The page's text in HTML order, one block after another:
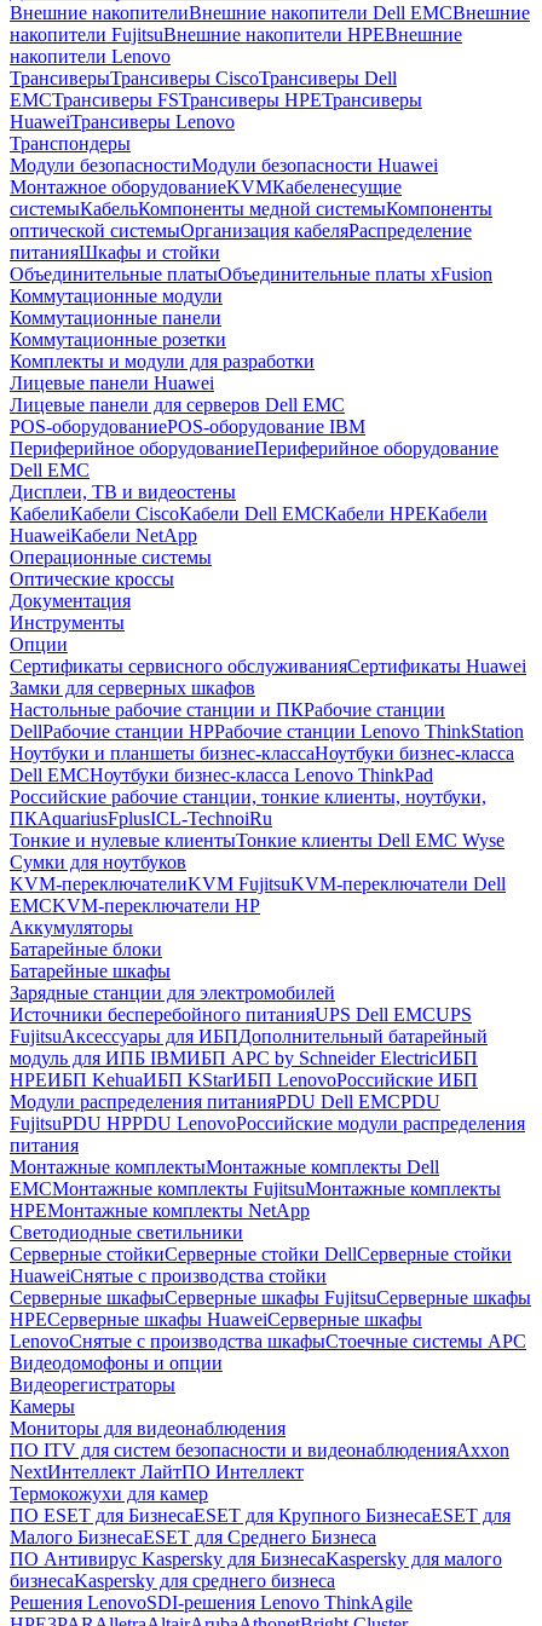
Внешние накопителиВнешние накопители Dell EMCВнешние
накопители FujitsuВнешние накопители HPEВнешние
накопители Lenovo
ТрансиверыТрансиверы CiscoТрансиверы Dell
EMCТрансиверы FSТрансиверы HPEТрансиверы
HuaweiТрансиверы Lenovo
Транспондеры
Модули безопасностиМодули безопасности Huawei
Монтажное оборудованиеKVMКабеленесущие
системыКабельКомпоненты медной системыКомпоненты
оптической системыОрганизация кабеляРаспределение
питанияШкафы и стойки
Объединительные платыОбъединительные платы xFusion
Коммутационные модули
Коммутационные панели
Коммутационные розетки
Комплекты и модули для разработки
Лицевые панели Huawei
Лицевые панели для серверов Dell EMC
POS-оборудованиеPOS-оборудование IBM
Периферийное оборудованиеПериферийное оборудование
Dell EMC
Дисплеи, ТВ и видеостены
КабелиКабели CiscoКабели Dell EMCКабели HPEКабели
HuaweiКабели NetApp
Операционные системы
Оптические кроссы
Документация
Инструменты
Опции
Сертификаты сервисного обслуживанияСертификаты Huawei
Замки для серверных шкафов
Настольные рабочие станции и ПКРабочие станции
DellРабочие станции HPРабочие станции Lenovo ThinkStation
Ноутбуки и планшеты бизнес-классаНоутбуки бизнес-класса
Dell EMCНоутбуки бизнес-класса Lenovo ThinkPad
Российские рабочие станции, тонкие клиенты, ноутбуки,
ПКAquariusFplusICL-TechnoiRu
Тонкие и нулевые клиентыТонкие клиенты Dell EMC Wyse
Сумки для ноутбуков
KVM-переключателиKVM FujitsuKVM-переключатели Dell
EMCKVM-переключатели HP
Аккумуляторы
Батарейные блоки
Батарейные шкафы
Зарядные станции для электромобилей
Источники бесперебойного питанияUPS Dell EMCUPS
FujitsuАксессуары для ИБПДополнительный батарейный
модуль для ИПБ IBMИБП APC by Schneider ElectricИБП
HPEИБП KehuaИБП KStarИБП LenovoРоссийские ИБП
Модули распределения питанияPDU Dell EMCPDU
FujitsuPDU HPPDU LenovoРоссийские модули распределения
питания
Монтажные комплектыМонтажные комплекты Dell
EMCМонтажные комплекты FujitsuМонтажные комплекты
HPEМонтажные комплекты NetApp
Светодиодные светильники
Серверные стойкиСерверные стойки DellСерверные стойки
HuaweiСнятые с производства стойки
Серверные шкафыСерверные шкафы FujitsuСерверные шкафы
HPEСерверные шкафы HuaweiСерверные шкафы
LenovoСнятые с производства шкафыСтоечные системы APC
Видеодомофоны и опции
Видеорегистраторы
Камеры
Мониторы для видеонаблюдения
ПО ITV для систем безопасности и видеонаблюденияAxxon
NextИнтеллект ЛайтПО Интеллект
Термокожухи для камер
ПО ESET для БизнесаESET для Крупного БизнесаESET для
Малого БизнесаESET для Среднего Бизнеса
ПО Антивирус Kaspersky для БизнесаKaspersky для малого
бизнесаKaspersky для среднего бизнеса
Решения LenovoSDI-решения Lenovo ThinkAgile